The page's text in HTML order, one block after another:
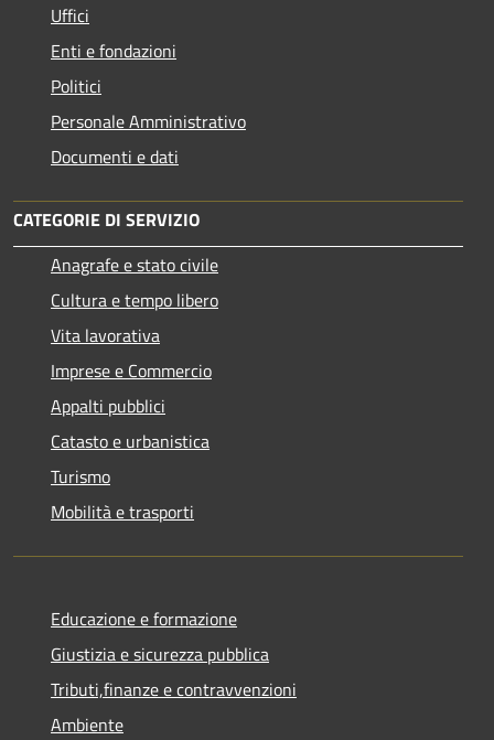
Uffici
Enti e fondazioni
Politici
Personale Amministrativo
Documenti e dati
CATEGORIE DI SERVIZIO
Anagrafe e stato civile
Cultura e tempo libero
Vita lavorativa
Imprese e Commercio
Appalti pubblici
Catasto e urbanistica
Turismo
Mobilità e trasporti
Educazione e formazione
Giustizia e sicurezza pubblica
Tributi,finanze e contravvenzioni
Ambiente